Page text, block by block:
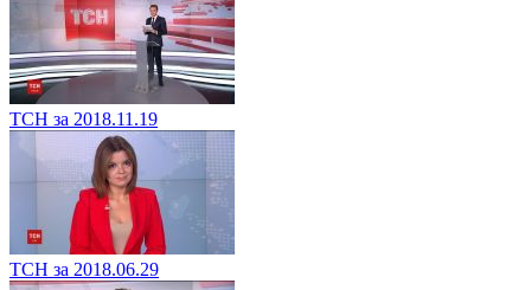
ТСН за 2018.11.19
ТСН за 2018.06.29